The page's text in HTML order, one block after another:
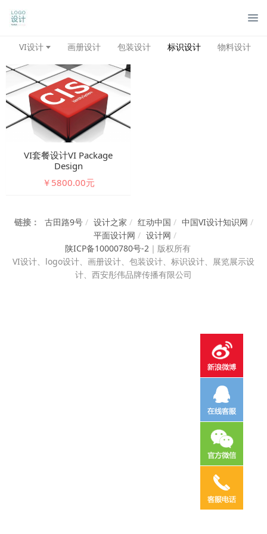
VI设计 画册设计 包装设计 标识设计 物料设计
VI套餐设计VI Package
Design
￥5800.00元
链接： 古田路9号 / 设计之家 / 红动中国 / 中国VI设计知识网 /
平面设计网 / 设计网 /
陕ICP备10000780号-2 ｜ 版权所有
VI设计、 logo设计、画册设计、包装设计、标识设计、展览展示设
计、西安彤伟品牌传播有限公司